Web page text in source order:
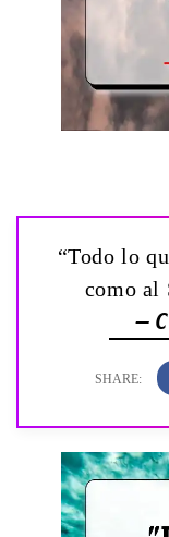
“Todo lo
como al
—